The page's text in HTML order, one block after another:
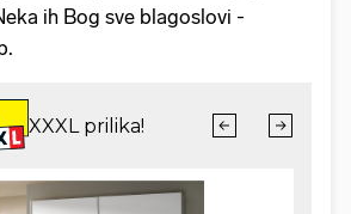
ih Bog sve blagoslovi -